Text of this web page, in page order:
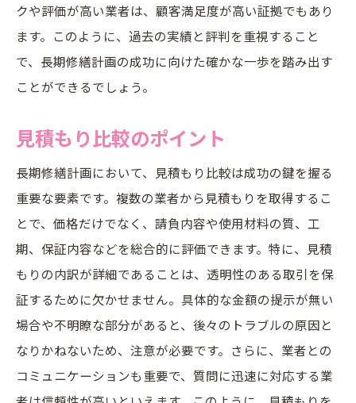
クや評価が高い業者は、顧客満足度が高い証拠でもあり
ます。このように、過去の実績と評判を重視すること
で、長期修繕計画の成功に向けた確かな一歩を踏み出す
ことができるでしょう。
見積もり比較のポイント
長期修繕計画において、見積もり比較は成功の鍵を握る
重要な要素です。複数の業者から見積もりを取得するこ
とで、価格だけでなく、請負内容や使用材料の質、工
期、保証内容などを総合的に評価できます。特に、見積
もりの内訳が詳細であることは、透明性のある取引を保
証するために欠かせません。具体的な金額の提示が無い
場合や不明瞭な部分があると、後々のトラブルの原因と
なりかねないため、注意が必要です。さらに、業者との
コミュニケーションも重要で、質問に迅速に対応する業